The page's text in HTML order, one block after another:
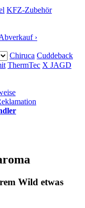
KFZ-Zubehör
›
Chiruca Cuddeback
ThermTec X JAGD
Wild etwas